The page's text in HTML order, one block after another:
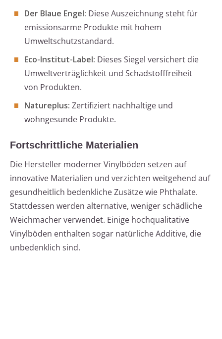
Der Blaue Engel: Diese Auszeichnung steht für
emissionsarme Produkte mit hohem
Umweltschutzstandard.
Eco-Institut-Label: Dieses Siegel versichert die
Umweltverträglichkeit und Schadstofffreiheit
von Produkten.
Natureplus: Zertifiziert nachhaltige und
wohngesunde Produkte.
Fortschrittliche Materialien
Die Hersteller moderner Vinylböden setzen auf
innovative Materialien und verzichten weitgehend auf
gesundheitlich bedenkliche Zusätze wie Phthalate.
Stattdessen werden alternative, weniger schädliche
Weichmacher verwendet. Einige hochqualitative
Vinylböden enthalten sogar natürliche Additive, die
unbedenklich sind.